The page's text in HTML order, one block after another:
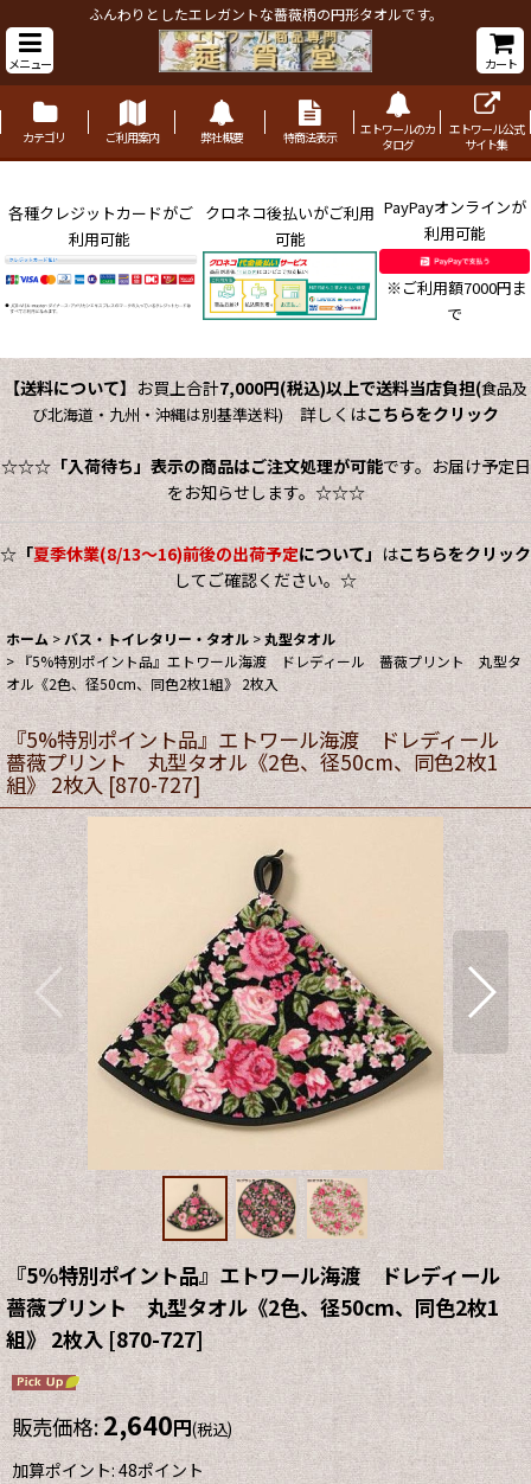
ふんわりとしたエレガントな薔薇柄の円形タオルです。
メニュー カート
カテゴリ ご利用案内 弊社概要 特商法表示
エトワールのカ
タログ
エトワール公式
サイト集
各種クレジットカードがご
利用可能
クロネコ後払いがご利用
可能
PayPayオンラインが
利用可能
※ご利用額7000円ま
で
【送料について】 お買上合計7,000円(税込)以上で送料当店負担(食品及
び北海道・九州・沖縄は別基準送料)詳しくはこちらをクリック
☆☆☆「入荷待ち」表示の商品はご注文処理が可能です。お届け予定日
をお知らせします。☆☆☆
☆「夏季休業(8/13～16)前後の出荷予定について」はこちらをクリック
してご確認ください。☆
ホーム > バス・トイレタリー・タオル >丸型タオル
> 『5%特別ポイント品』エトワール海渡 ドレディール 薔薇プリント 丸型タ
オル《2色、径50cm、同色2枚1組》 2枚入
『5%特別ポイント品』エトワール海渡 ドレディール
薔薇プリント 丸型タオル《2色、径50cm、同色2枚1
組》 2枚入 [870-727]
『5%特別ポイント品』エトワール海渡 ドレディール
薔薇プリント 丸型タオル《2色、径50cm、同色2枚1
組》 2枚入 [870-727]
販売価格: 2,640円(税込)
加算ポイント: 48ポイント